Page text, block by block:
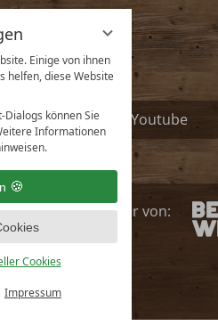
Einige von ihnen
helfen, diese Website
können Sie
Informationen
Cookies
Impressum
Youtube
istPartnervon:
English